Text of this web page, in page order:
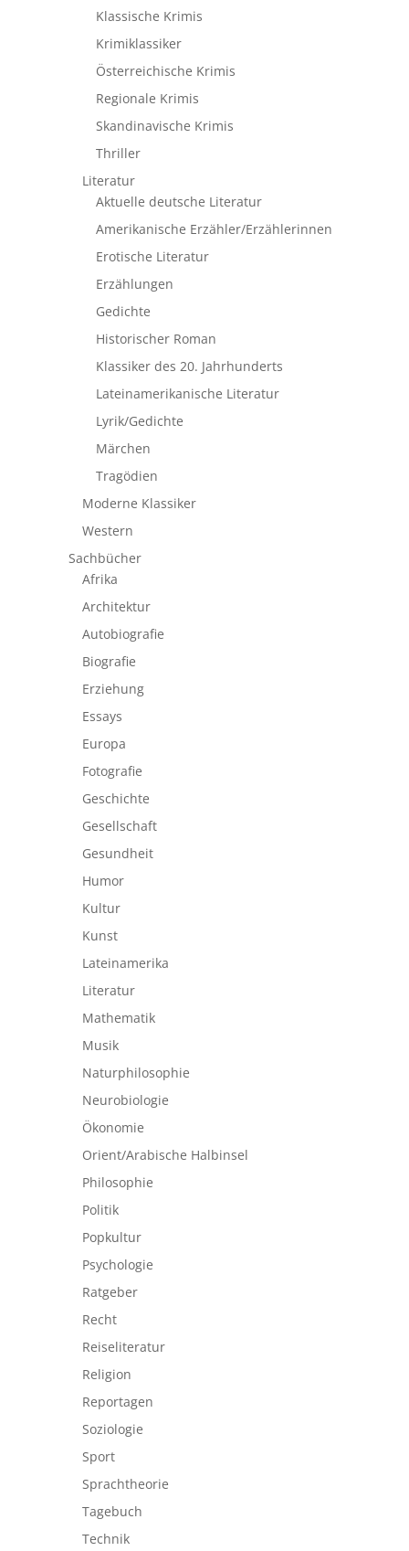
Klassische Krimis
Krimiklassiker
Österreichische Krimis
Regionale Krimis
Skandinavische Krimis
Thriller
Literatur
Aktuelle deutsche Literatur
Amerikanische Erzähler/Erzählerinnen
Erotische Literatur
Erzählungen
Gedichte
Historischer Roman
Klassiker des 20. Jahrhunderts
Lateinamerikanische Literatur
Lyrik/Gedichte
Märchen
Tragödien
Moderne Klassiker
Western
Sachbücher
Afrika
Architektur
Autobiografie
Biografie
Erziehung
Essays
Europa
Fotografie
Geschichte
Gesellschaft
Gesundheit
Humor
Kultur
Kunst
Lateinamerika
Literatur
Mathematik
Musik
Naturphilosophie
Neurobiologie
Ökonomie
Orient/Arabische Halbinsel
Philosophie
Politik
Popkultur
Psychologie
Ratgeber
Recht
Reiseliteratur
Religion
Reportagen
Soziologie
Sport
Sprachtheorie
Tagebuch
Technik